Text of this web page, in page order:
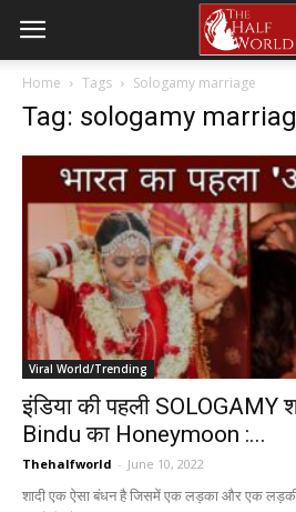
Home Tags Sologamy marriage
Tag: sologamy
Viral World/Trending
इंडिया की पहली SOLOGAMY
Bindu का Honeymoon :...
Thehalfworld - June 10, 2022
शादी एक ऐसा बंधन है जिसमें एक लड़का और एक लड़की